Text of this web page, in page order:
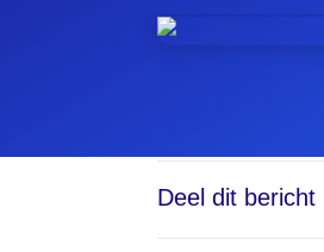
Deel dit bericht